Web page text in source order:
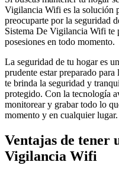
Vigilancia Wifi es la solución
preocuparte por la seguridad
Sistema De Vigilancia Wifi te
posesiones en todo momento.
La seguridad de tu hogar es
prudente estar preparado
te brinda la seguridad y
protegido. Con la tecnología
monitorear y grabar todo lo
momento y en cualquier lugar.
Ventajas de tener
Vigilancia Wifi